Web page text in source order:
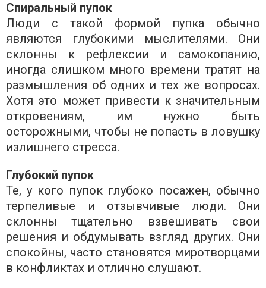
Спиральный пупок
Люди с такой формой пупка обычно
являются глубокими мыслителями. Они
склонны к рефлексии и самокопанию,
иногда слишком много времени тратят на
размышления об одних и тех же вопросах.
Хотя это может привести к значительным
откровениям, им нужно быть
осторожными, чтобы не попасть в ловушку
излишнего стресса.
Глубокий пупок
Те, у кого пупок глубоко посажен, обычно
терпеливые и отзывчивые люди. Они
склонны тщательно взвешивать свои
решения и обдумывать взгляд других. Они
спокойны, часто становятся миротворцами
в конфликтах и ​​отлично слушают.